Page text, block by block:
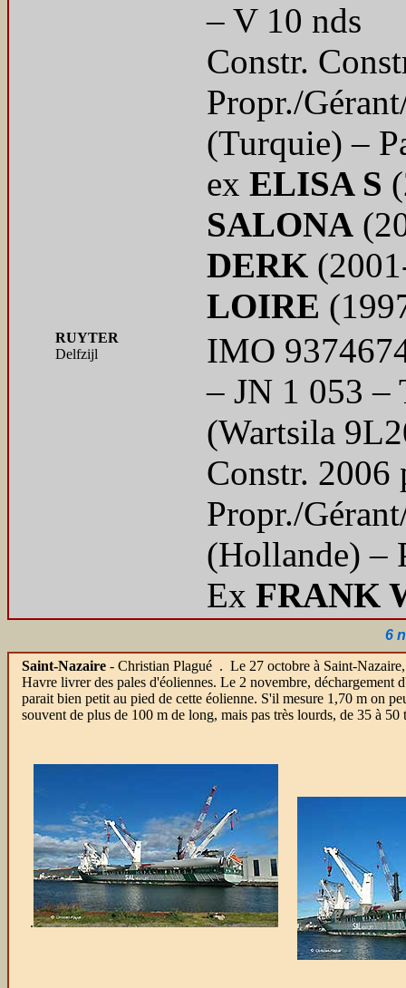
– V 10 nds
Constr.
Propr./
(Turquie) –
ex ELISA S
SALONA
DERK
LOIRE
RUYTER
Delfzijl
IMO
– JN 1 053 –
(Wartsila
Constr. 2006
Propr./
(Hollande) –
Ex FRANK
6
Saint-Nazaire - Christian Plagué . Le 27 octobre à Saint-
Havre livrer des pales d'éoliennes. Le 2 novembre, déchargement
parait bien petit au pied de cette éolienne. S'il mesure 1,70 m on
souvent de plus de 100 m de long, mais pas très lourds, de 35 à 50
.